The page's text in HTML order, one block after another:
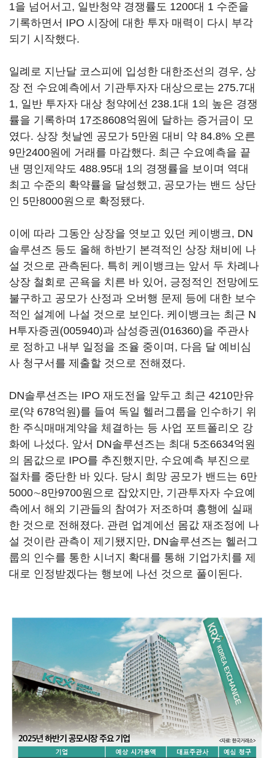
1을 넘어서고, 일반청약 경쟁률도 1200대 1 수준을
기록하면서 IPO 시장에 대한 투자 매력이 다시 부각
되기 시작했다.
일례로 지난달 코스피에 입성한 대한조선의 경우, 상
장 전 수요예측에서 기관투자자 대상으로는 275.7대
1, 일반 투자자 대상 청약에선 238.1대 1의 높은 경쟁
률을 기록하며 17조8608억원에 달하는 증거금이 모
였다. 상장 첫날엔 공모가 5만원 대비 약 84.8% 오른
9만2400원에 거래를 마감했다. 최근 수요예측을 끝
낸 명인제약도 488.95대 1의 경쟁률을 보이며 역대
최고 수준의 확약률을 달성했고, 공모가는 밴드 상단
인 5만8000원으로 확정됐다.
이에 따라 그동안 상장을 엿보고 있던 케이뱅크, DN
솔루션즈 등도 올해 하반기 본격적인 상장 채비에 나
설 것으로 관측된다. 특히 케이뱅크는 앞서 두 차례나
상장 철회로 곤욕을 치른 바 있어, 긍정적인 전망에도
불구하고 공모가 산정과 오버행 문제 등에 대한 보수
적인 설계에 나설 것으로 보인다. 케이뱅크는 최근 N
H투자증권(005940)과 삼성증권(016360)을 주관사
로 정하고 내부 일정을 조율 중이며, 다음 달 예비심
사 청구서를 제출할 것으로 전해졌다.
DN솔루션즈는 IPO 재도전을 앞두고 최근 4210만유
로(약 678억원)를 들여 독일 헬러그룹을 인수하기 위
한 주식매매계약을 체결하는 등 사업 포트폴리오 강
화에 나섰다. 앞서 DN솔루션즈는 최대 5조6634억원
의 몸값으로 IPO를 추진했지만, 수요예측 부진으로
절차를 중단한 바 있다. 당시 희망 공모가 밴드는 6만
5000∼8만9700원으로 잡았지만, 기관투자자 수요예
측에서 해외 기관들의 참여가 저조하며 흥행에 실패
한 것으로 전해졌다. 관련 업계에선 몸값 재조정에 나
설 것이란 관측이 제기됐지만, DN솔루션즈는 헬러그
룹의 인수를 통한 시너지 확대를 통해 기업가치를 제
대로 인정받겠다는 행보에 나선 것으로 풀이된다.